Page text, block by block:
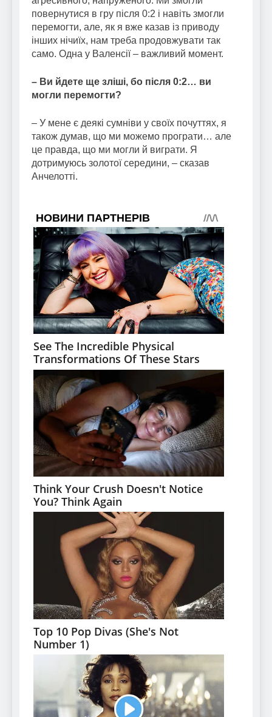
повернутися в гру після 0:2 і навіть змогли
перемогти, але, як я вже казав із приводу
інших нічиїх, нам треба продовжувати так
само. Одна у Валенсії – важливий момент.
– Ви йдете ще зліші, бо після 0:2… ви
могли перемогти?
– У мене є деякі сумніви у своїх почуттях, я
також думав, що ми можемо програти… але
це правда, що ми могли й виграти. Я
дотримуюсь золотої середини, – сказав
Анчелотті.